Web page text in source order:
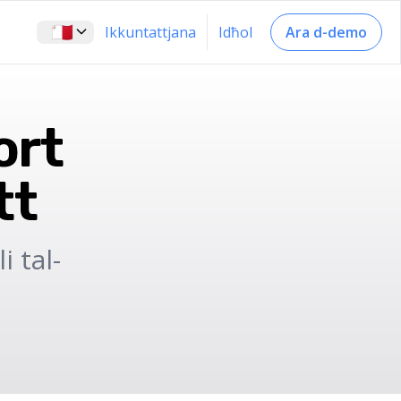
🇲🇹 Ikkuntattjana Idħol Ara d-demo
tal-